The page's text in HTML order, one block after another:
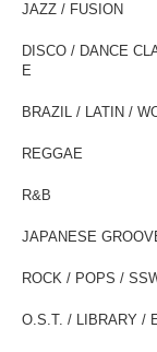
JAZZ / FUSION
DISCO / DANCE
E
BRAZIL / LATIN /
REGGAE
R&B
JAPANESE
ROCK / POPS /
O.S.T. / LIBRARY /